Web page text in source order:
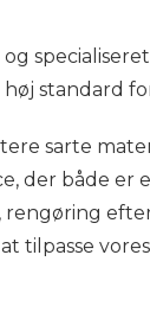
standard
sarte
der både er
rengøring
tilpasse